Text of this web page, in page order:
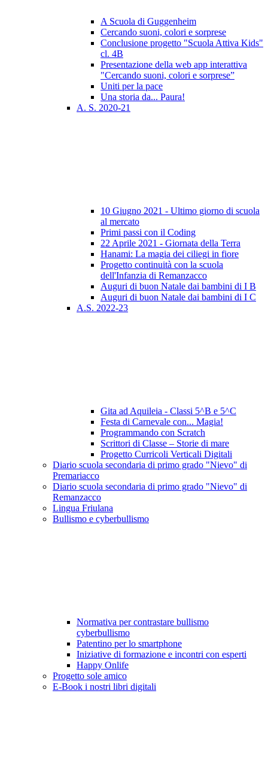
A Scuola di Guggenheim
Cercando suoni, colori e sorprese
Conclusione progetto "Scuola Attiva Kids"
cl. 4B
Presentazione della web app interattiva
"Cercando suoni, colori e sorprese”
Uniti per la pace
Una storia da... Paura!
A. S. 2020-21
10 Giugno 2021 - Ultimo giorno di scuola
al mercato
Primi passi con il Coding
22 Aprile 2021 - Giornata della Terra
Hanami: La magia dei ciliegi in fiore
Progetto continuità con la scuola
dell'Infanzia di Remanzacco
Auguri di buon Natale dai bambini di I B
Auguri di buon Natale dai bambini di I C
A.S. 2022-23
Gita ad Aquileia - Classi 5^B e 5^C
Festa di Carnevale con... Magia!
Programmando con Scratch
Scrittori di Classe – Storie di mare
Progetto Curricoli Verticali Digitali
Diario scuola secondaria di primo grado "Nievo" di
Premariacco
Diario scuola secondaria di primo grado "Nievo" di
Remanzacco
Lingua Friulana
Bullismo e cyberbullismo
Normativa per contrastare bullismo
cyberbullismo
Patentino per lo smartphone
Iniziative di formazione e incontri con esperti
Happy Onlife
Progetto sole amico
E-Book i nostri libri digitali